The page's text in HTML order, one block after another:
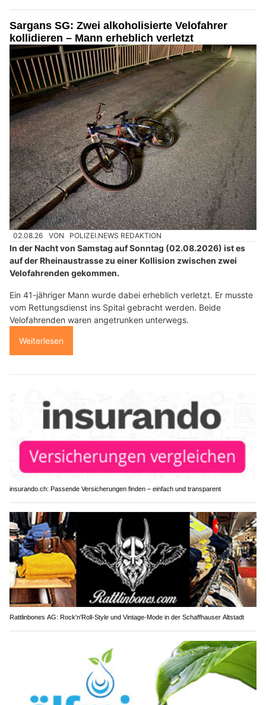
Sargans SG: Zwei alkoholisierte Velofahrer
kollidieren – Mann erheblich verletzt
02.08.26 VON POLIZEI.NEWS REDAKTION
In der Nacht von Samstag auf Sonntag (02.08.2026) ist es
auf der Rheinaustrasse zu einer Kollision zwischen zwei
Velofahrenden gekommen.
Ein 41-jähriger Mann wurde dabei erheblich verletzt. Er musste
vom Rettungsdienst ins Spital gebracht werden. Beide
Velofahrenden waren angetrunken unterwegs.
Weiterlesen
insurando.ch: Passende Versicherungen finden – einfach und transparent
Rattlinbones AG: Rock'n'Roll-Style und Vintage-Mode in der Schaffhauser Altstadt